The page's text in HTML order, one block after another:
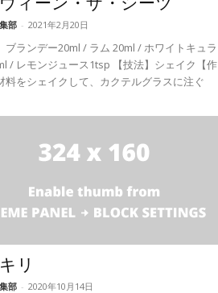
部 - 2021年2月20日
ブランデー20ml / ラム 20ml / ホワイトキュラ
/ レモンジュース1tsp 【技法】シェイク【作
料をシェイクして、カクテルグラスに注ぐ
リ
部 - 2020年10月14日